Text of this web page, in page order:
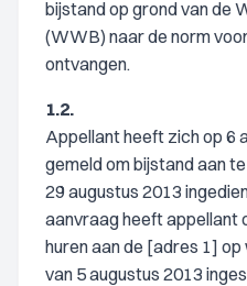
bijstand op grond van de
(WWB) naar de norm
ontvangen.
1.2.
Appellant heeft zich op 6
gemeld om bijstand aan
29 augustus 2013
aanvraag heeft appellant
huren aan de [adres 1]
van 5 augustus 2013